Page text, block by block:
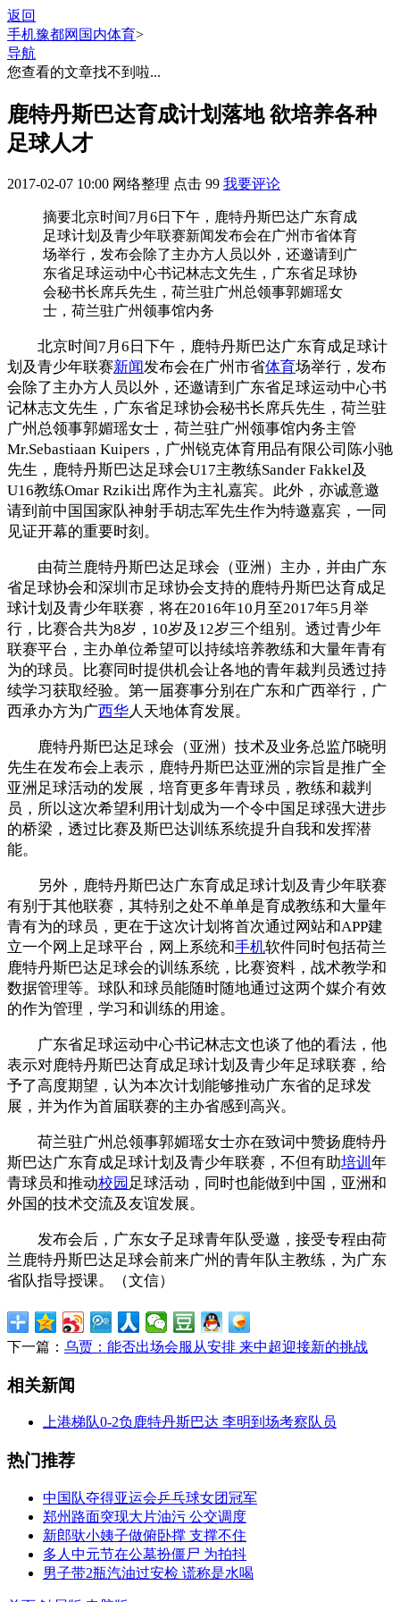
返回
手机豫都网 国内体育>
导航
您查看的文章找不到啦...
鹿特丹斯巴达育成计划落地 欲培养各种
足球人才
2017-02-07 10:00 网络整理 点击 99 我要评论
摘要北京时间7月6日下午，鹿特丹斯巴达广东育成
足球计划及青少年联赛新闻发布会在广州市省体育
场举行，发布会除了主办方人员以外，还邀请到广
东省足球运动中心书记林志文先生，广东省足球协
会秘书长席兵先生，荷兰驻广州总领事郭媚瑶女
士，荷兰驻广州领事馆内务
北京时间7月6日下午，鹿特丹斯巴达广东育成足球计
划及青少年联赛新闻发布会在广州市省体育场举行，发布
会除了主办方人员以外，还邀请到广东省足球运动中心书
记林志文先生，广东省足球协会秘书长席兵先生，荷兰驻
广州总领事郭媚瑶女士，荷兰驻广州领事馆内务主管
Mr.Sebastiaan Kuipers，广州锐克体育用品有限公司陈小驰
先生，鹿特丹斯巴达足球会U17主教练Sander Fakkel及
U16教练Omar Rziki出席作为主礼嘉宾。此外，亦诚意邀
请到前中国国家队神射手胡志军先生作为特邀嘉宾，一同
见证开幕的重要时刻。
由荷兰鹿特丹斯巴达足球会（亚洲）主办，并由广东
省足球协会和深圳市足球协会支持的鹿特丹斯巴达育成足
球计划及青少年联赛，将在2016年10月至2017年5月举
行，比赛合共为8岁，10岁及12岁三个组别。透过青少年
联赛平台，主办单位希望可以持续培养教练和大量年青有
为的球员。比赛同时提供机会让各地的青年裁判员透过持
续学习获取经验。第一届赛事分别在广东和广西举行，广
西承办方为广西华人天地体育发展。
鹿特丹斯巴达足球会（亚洲）技术及业务总监邝晓明
先生在发布会上表示，鹿特丹斯巴达亚洲的宗旨是推广全
亚洲足球活动的发展，培育更多年青球员，教练和裁判
员，所以这次希望利用计划成为一个令中国足球强大进步
的桥梁，透过比赛及斯巴达训练系统提升自我和发挥潜
能。
另外，鹿特丹斯巴达广东育成足球计划及青少年联赛
有别于其他联赛，其特别之处不单单是育成教练和大量年
青有为的球员，更在于这次计划将首次通过网站和APP建
立一个网上足球平台，网上系统和手机软件同时包括荷兰
鹿特丹斯巴达足球会的训练系统，比赛资料，战术教学和
数据管理等。球队和球员能随时随地通过这两个媒介有效
的作为管理，学习和训练的用途。
广东省足球运动中心书记林志文也谈了他的看法，他
表示对鹿特丹斯巴达育成足球计划及青少年足球联赛，给
予了高度期望，认为本次计划能够推动广东省的足球发
展，并为作为首届联赛的主办省感到高兴。
荷兰驻广州总领事郭媚瑶女士亦在致词中赞扬鹿特丹
斯巴达广东育成足球计划及青少年联赛，不但有助培训 年
青球员和推动校园 足球活动，同时也能做到中国，亚洲和
外国的技术交流及友谊发展。
发布会后，广东女子足球青年队受邀，接受专程由荷
兰鹿特丹斯巴达足球会前来广州的青年队主教练，为广东
省队指导授课。（文信）
下一篇： 乌贾：能否出场会服从安排 来中超迎接新的挑战
相关新闻
上港梯队0-2负鹿特丹斯巴达 李明到场考察队员
热门推荐
中国队夺得亚运会乒乓球女团冠军
郑州路面突现大片油污 公交调度
新郎驮小姨子做俯卧撑 支撑不住
多人中元节在公墓扮僵尸 为拍抖
男子带2瓶汽油过安检 谎称是水喝